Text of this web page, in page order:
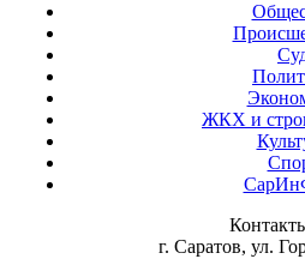
ЖКХ и
г. Саратов, ул.